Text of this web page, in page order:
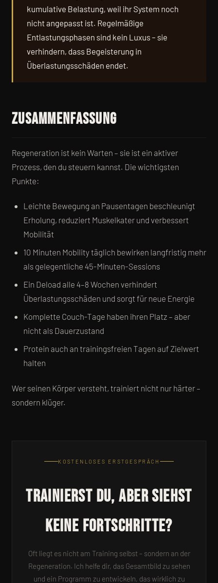
kumulative Belastung, weil ihr System noch
nicht angepasst ist. Regelmäßige
Entlastungsphasen sind kein Luxus – sie
verhindern, dass Begeisterung in
Überlastungsschäden endet.
Zusammenfassung
Regeneration ist kein Warten – sie ist ein aktiver
Prozess, den du steuern kannst. Die wichtigsten
Punkte:
Leichte Bewegung an Pausentagen beschleunigt
Erholung, reduziert Muskelkater und verbessert
Mobilität
10 Minuten Mobility täglich bewirken langfristig mehr
als gelegentliche 45-Minuten-Sessions
Ein Deload alle 4–8 Wochen verhindert
Überlastungsschäden und sorgt für neue Energie
Komplette Couch-Tage haben ihren Platz – aber
nicht als Dauerzustand
Protein auch an trainingsfreien Tagen auf Zielwert
halten
Wer seinen Körper versteht, trainiert nicht nur härter –
sondern klüger.
KOSTENLOSES ERSTGESPRÄCH
Trainierst du, aber siehst
keine Fortschritte?
Oft liegt es nicht am Training selbst – sondern an der
Regeneration. Ich helfe dir, das Gesamtbild zu sehen
und ein Programm zu entwickeln, das wirklich zu